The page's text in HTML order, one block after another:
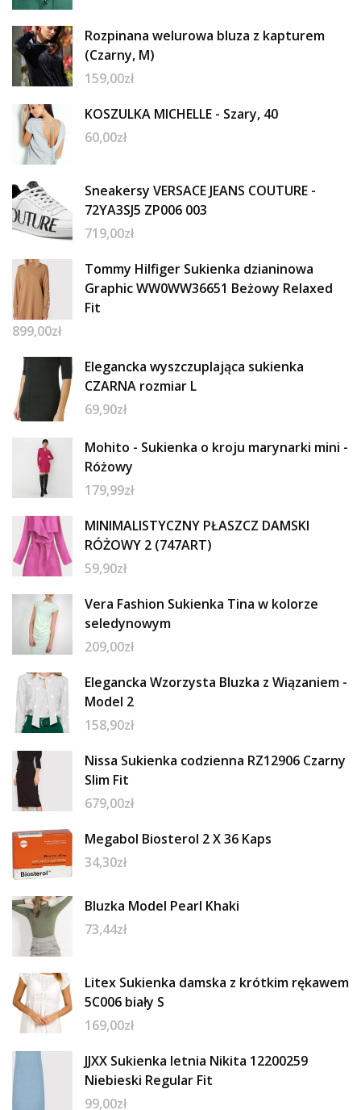
Rozpinana welurowa bluza z kapturem
(Czarny, M)
159,00zł
KOSZULKA MICHELLE - Szary, 40
60,00zł
Sneakersy VERSACE JEANS COUTURE -
72YA3SJ5 ZP006 003
719,00zł
Tommy Hilfiger Sukienka dzianinowa
Graphic WW0WW36651 Beżowy Relaxed
Fit
899,00zł
Elegancka wyszczuplająca sukienka
CZARNA rozmiar L
69,90zł
Mohito - Sukienka o kroju marynarki mini -
Różowy
179,99zł
MINIMALISTYCZNY PŁASZCZ DAMSKI
RÓŻOWY 2 (747ART)
59,90zł
Vera Fashion Sukienka Tina w kolorze
seledynowym
209,00zł
Elegancka Wzorzysta Bluzka z Wiązaniem -
Model 2
158,90zł
Nissa Sukienka codzienna RZ12906 Czarny
Slim Fit
679,00zł
Megabol Biosterol 2 X 36 Kaps
34,30zł
Bluzka Model Pearl Khaki
73,44zł
Litex Sukienka damska z krótkim rękawem
5C006 biały S
169,00zł
JJXX Sukienka letnia Nikita 12200259
Niebieski Regular Fit
99,00zł